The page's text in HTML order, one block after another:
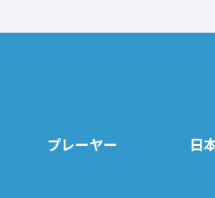
プレーヤー 日